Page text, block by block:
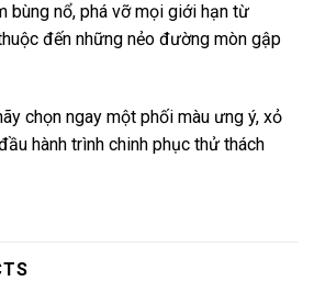
bùng nổ, phá vỡ mọi giới hạn từ
đến những nẻo đường mòn gập
chọn ngay một phối màu ưng ý, xỏ
hành trình chinh phục thử thách